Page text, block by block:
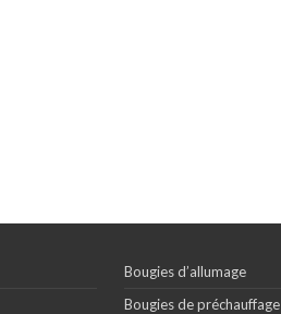
Bougies d’allumage
Bougies de préchauffage